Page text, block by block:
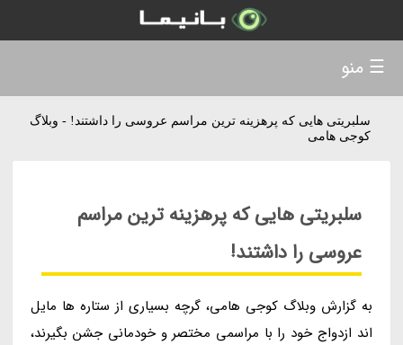
سلبریتی هایی که پرهزینه ترین مراسم عروسی را داشتند! - وبلاگ
کوجی هامی
سلبریتی هایی که پرهزینه ترین مراسم
عروسی را داشتند!
به گزارش وبلاگ کوجی هامی، گرچه بسیاری از ستاره ها مایل
اند ازدواج خود را با مراسمی مختصر و خودمانی جشن بگیرند،
☰ منو